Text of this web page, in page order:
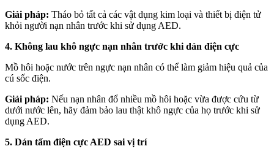
Giải pháp: Tháo bỏ tất cả các vật dụng kim loại và thiết bị điện tử
khỏi người nạn nhân trước khi sử dụng AED.
4. Không lau khô ngực nạn nhân trước khi dán điện cực
Mồ hôi hoặc nước trên ngực nạn nhân có thể làm giảm hiệu quả của
cú sốc điện.
Giải pháp: Nếu nạn nhân đổ nhiều mồ hôi hoặc vừa được cứu từ
dưới nước lên, hãy đảm bảo lau thật khô ngực của họ trước khi sử
dụng AED.
5. Dán tấm điện cực AED sai vị trí